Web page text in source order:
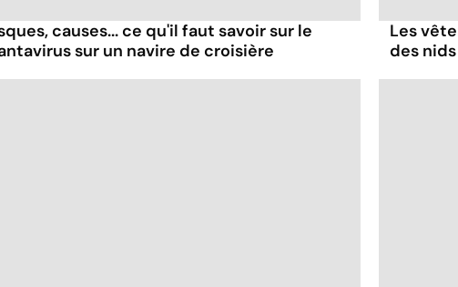
causes... ce qu'il faut savoir sur le
sur un navire de croisière
Les
des